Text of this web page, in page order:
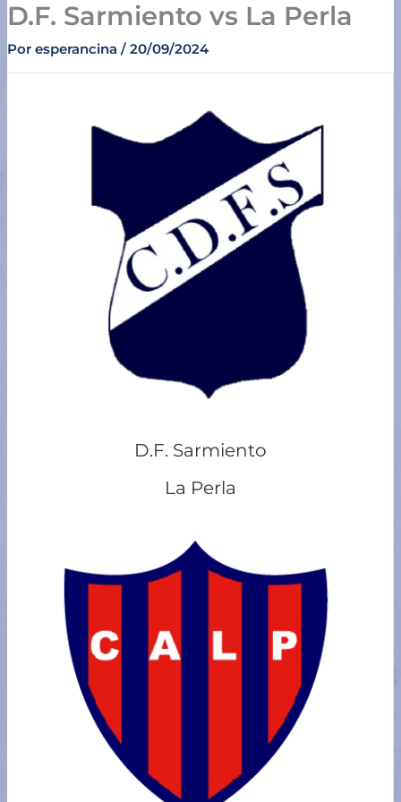
contenido
D.F. Sarmiento vs La Perla
Por esperancina / 20/09/2024
D.F. Sarmiento
La Perla